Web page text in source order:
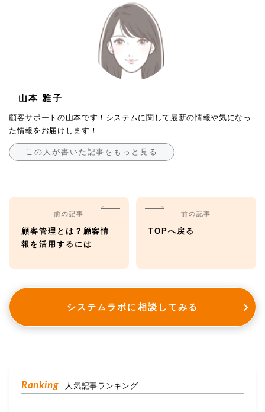
山本 雅子
顧客サポートの山本です！システムに関して最新の情報や気になっ
た情報をお届けします！
この人が書いた記事をもっと見る
前の記事
顧客管理とは？顧客情
報を活用するには
前の記事
TOPへ戻る
システムラボに相談してみる
Ranking 人気記事ランキング